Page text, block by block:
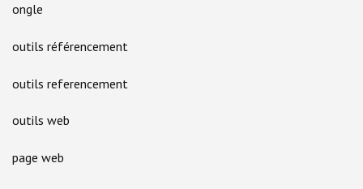
ongle
outils référencement
outils referencement
outils web
page web